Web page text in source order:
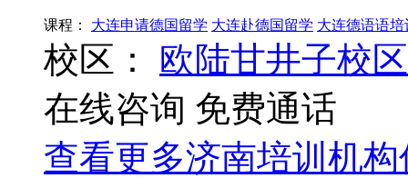
课程： 大连申请德国留学 大连赴德国留学 大连德语语培
校区：
欧陆甘井子校区
在线咨询 免费通话
查看更多济南培训机构